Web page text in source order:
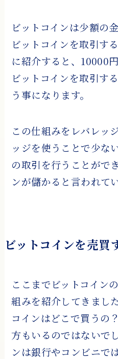
ビットコインは少額の
ビットコインを取引す
に紹介すると、10000
ビットコインを取引す
う事になります。
この仕組みをレバレッ
ッジを使うことで少な
の取引を行うことがで
ンが儲かると言われて
ビットコインを売買
ここまでビットコイン
組みを紹介してきまし
コインはどこで買うの
方もいるのではないで
ンは銀行やコンビニで